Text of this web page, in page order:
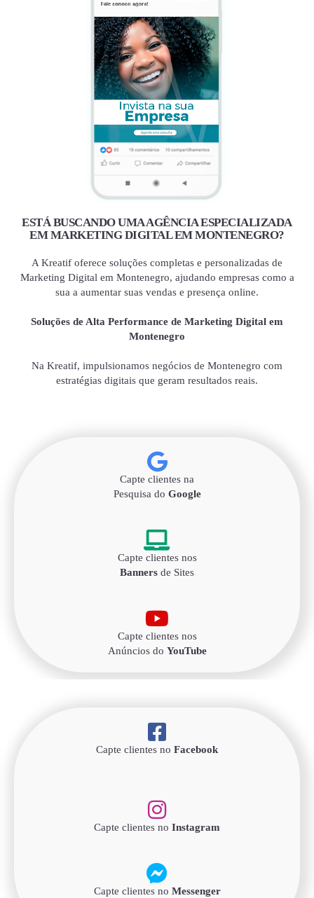
ESTÁ BUSCANDO UMA AGÊNCIA ESPECIALIZADA
EM MARKETING DIGITAL EM MONTENEGRO?
A Kreatif oferece soluções completas e personalizadas de
Marketing Digital em Montenegro, ajudando empresas como a
sua a aumentar suas vendas e presença online.
Soluções de Alta Performance de Marketing Digital em
Montenegro
Na Kreatif, impulsionamos negócios de Montenegro com
estratégias digitais que geram resultados reais.
Capte clientes na
Pesquisa do Google
Capte clientes nos
Banners de Sites
Capte clientes nos
Anúncios do YouTube
Capte clientes no Facebook
Capte clientes no Instagram
Capte clientes no Messenger